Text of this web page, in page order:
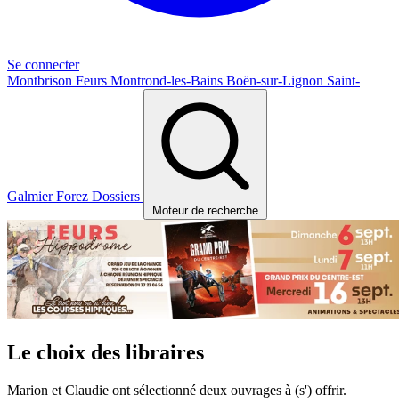
Se connecter
Montbrison Feurs Montrond-les-Bains Boën-sur-Lignon Saint-
GalmierForez Dossiers
Moteur de recherche
Le choix des libraires
Marion et Claudie ont sélectionné deux ouvrages à (s') offrir.